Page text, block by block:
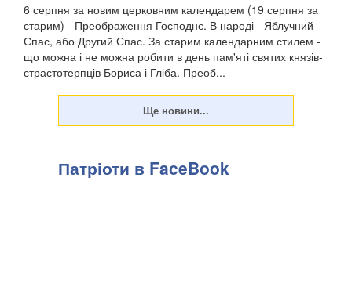
6 серпня за новим церковним календарем (19 серпня за
старим) - Преображення Господнє. В народі - Яблучний
Спас, або Другий Спас. За старим календарним стилем -
що можна і не можна робити в день пам'яті святих князів-
страстотерпців Бориса і Гліба. Преоб...
Патріоти в FaceBook